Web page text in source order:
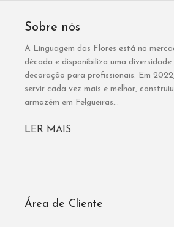
Sobre nós
A Linguagem das Flores está no
década e disponibiliza uma diversidade
decoração para profissionais. Em
servir cada vez mais e melhor,
armazém em Felgueiras...
LER MAIS
Área de Cliente